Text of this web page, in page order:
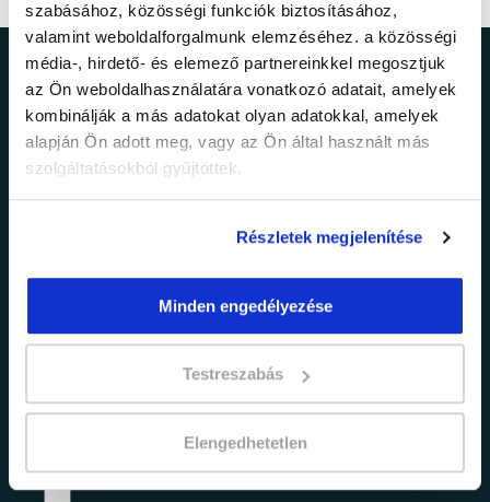
szabásához, közösségi funkciók biztosításához,
valamint weboldalforgalmunk elemzéséhez. a közösségi
média-, hirdető- és elemező partnereinkkel megosztjuk
az Ön weboldalhasználatára vonatkozó adatait, amelyek
kombinálják a más adatokat olyan adatokkal, amelyek
alapján Ön adott meg, vagy az Ön által használt más
szolgáltatásokból gyűjtöttek.
Részletek megjelenítése
Minden engedélyezése
Testreszabás
Elengedhetetlen
Ne maradj le a
legfrissebb
információkról!
legfrissebb híreinkről és időszakos
promócióinkról.